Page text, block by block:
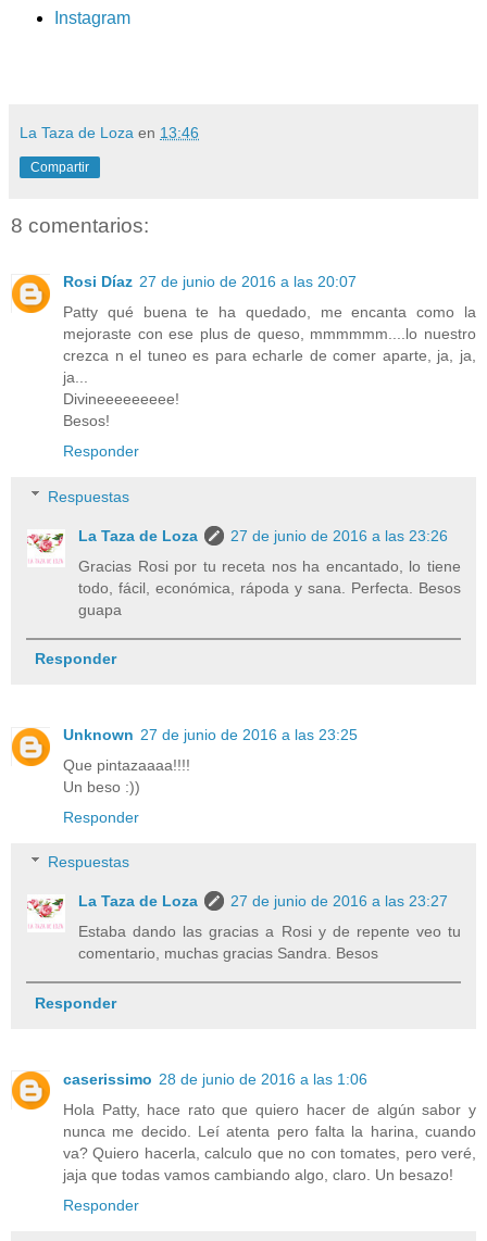
Instagram
La Taza de Loza en 13:46
Compartir
8 comentarios:
Rosi Díaz 27 de junio de 2016 a las 20:07
Patty qué buena te ha quedado, me encanta como la
mejoraste con ese plus de queso, mmmmmm....lo nuestro
crezca n el tuneo es para echarle de comer aparte, ja, ja,
ja...
Divineeeeeeeee!
Besos!
Responder
Respuestas
La Taza de Loza
27 de junio de 2016 a las 23:26
Gracias Rosi por tu receta nos ha encantado, lo tiene
todo, fácil, económica, rápoda y sana. Perfecta. Besos
guapa
Responder
Unknown 27 de junio de 2016 a las 23:25
Que pintazaaaa!!!!
Un beso :))
Responder
Respuestas
La Taza de Loza
27 de junio de 2016 a las 23:27
Estaba dando las gracias a Rosi y de repente veo tu
comentario, muchas gracias Sandra. Besos
Responder
caserissimo 28 de junio de 2016 a las 1:06
Hola Patty, hace rato que quiero hacer de algún sabor y
nunca me decido. Leí atenta pero falta la harina, cuando
va? Quiero hacerla, calculo que no con tomates, pero veré,
jaja que todas vamos cambiando algo, claro. Un besazo!
Responder